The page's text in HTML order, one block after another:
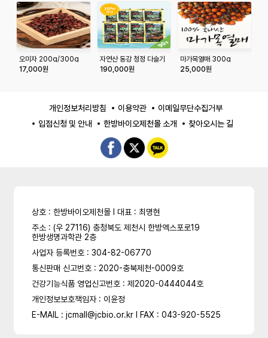
오미자 200g/300g
17,000원
자연산 동강 청정 다슬기
농축액100mlx90포
190,000원
마가목열매 300g
25,000원
개인정보처리방침 이용약관
이메일무단수집거부
입점신청 및 안내
한방바이오제천몰 소개 찾아오시는 길
상호 : 한방바이오제천몰 l 대표 : 최명현
주소 : (우 27116) 충청북도 제천시 한방엑스포로19
한방생명과학관 2층
사업자 등록번호 : 304-82-06770
통신판매 신고번호 : 2020-충북제천-0009호
건강기능식품 영업신고번호 : 제2020-0444044호
개인정보보호책임자 : 이윤정
E-MAIL : jcmall@jcbio.or.kr l FAX : 043-920-5525